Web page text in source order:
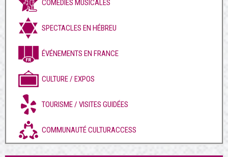
COMÉDIES MUSICALES
SPECTACLES EN HÉBREU
ÉVÉNEMENTS EN FRANCE
CULTURE / EXPOS
TOURISME / VISITES GUIDÉES
COMMUNAUTÉ CULTURACCESS